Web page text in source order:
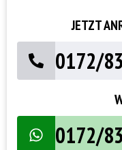
JETZT
0172/
0172/